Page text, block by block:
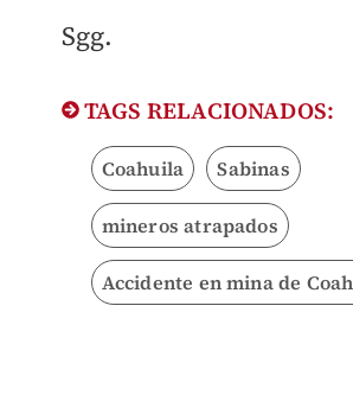
Sgg.
TAGS RELACIONADOS:
Coahuila Sabinas
mineros atrapados
Accidente en mina de